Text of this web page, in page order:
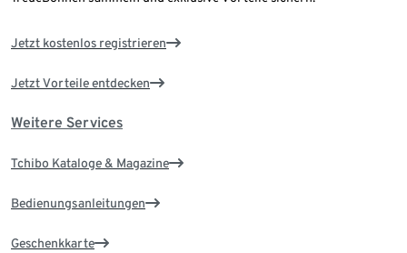
Jetzt kostenlos registrieren
Jetzt Vorteile entdecken
Weitere Services
Tchibo Kataloge & Magazine
Bedienungsanleitungen
Geschenkkarte